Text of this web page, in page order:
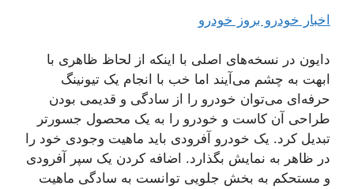
اخبار خودرو بروز خودرو
دایون در نسخه‌های اصلی با اینکه از لحاظ ظاهری با
ابهت به چشم می‌آیند اما خب با انجام یک تیونینگ
حرفه‌ای می‌توان خودرو را از سادگی و قدیمی بودن
طراحی آن کاست و خودرو را به یک محصول جسورتر
تبدیل کرد. یک خودرو آفرودی باید ماهیت وجودی خود را
در ظاهر به نمایش بگذارد. اضافه کردن یک سپر آفرودی
و مستحکم به بخش جلویی توانست به سادگی ماهیت